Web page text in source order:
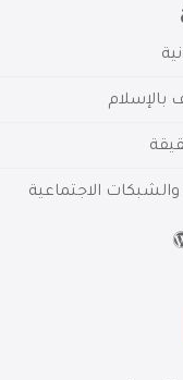
بالإسلام
الاجتماعية